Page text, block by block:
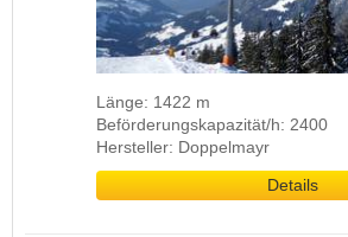
Länge: 1422 m
Beförderungskapazität/h: 2400
Hersteller: Doppelmayr
Details